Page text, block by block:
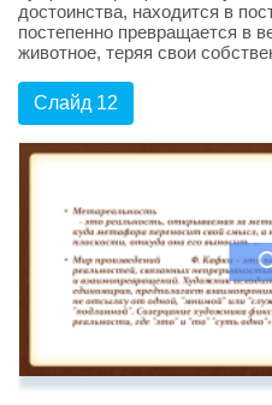
достоинства, находится в
постепенно превращается в
животное, теряя свои
Слайд 12